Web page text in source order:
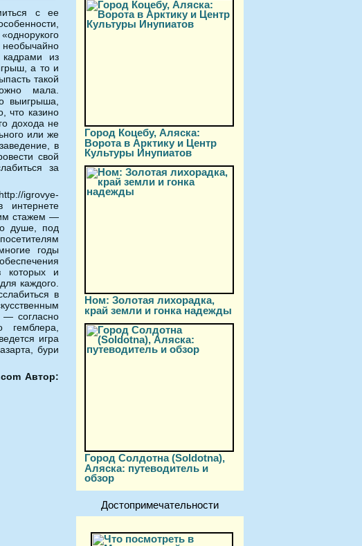
с ее
из
а то и
такой
мала.
выигрыша,
что казино
дохода не
или же
в
свой
за
igrovye-
интернете
стажем —
душе, под
годы
которых и
каждого.
в
— согласно
гемблера,
игра
бури
Автор:
Город Коцебу, Аляска:
Ворота в Арктику и Центр
Культуры Инупиатов
Ном: Золотая лихорадка,
край земли и гонка надежды
Город Солдотна (Soldotna),
Аляска: путеводитель и
обзор
Достопримечательности